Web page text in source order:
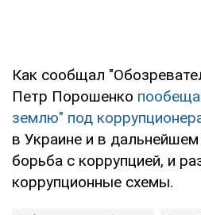
Как сообщал
Петр Порошенко
землю" под
в Украине и в дальнейшем
борьба с коррупцией, и
коррупционные схемы.